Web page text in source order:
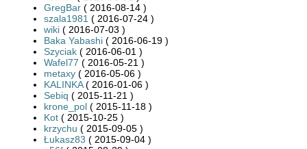
GregBar ( 2016-08-14 )
szala1981 ( 2016-07-24 )
wiki ( 2016-07-03 )
Baka Yabashi ( 2016-06-19 )
Szyciak ( 2016-06-01 )
Wafel77 ( 2016-05-21 )
metaxy ( 2016-05-06 )
KALINKA( 2016-01-06 )
Sebiq ( 2015-11-21 )
krone_pol ( 2015-11-18 )
Kot ( 2015-10-25 )
krzychu ( 2015-09-05 )
Łukasz83 ( 2015-09-04 )